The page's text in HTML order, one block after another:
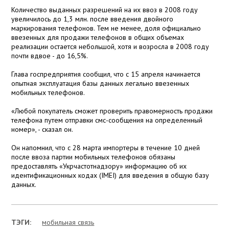
Количество выданных разрешений на их ввоз в 2008 году
увеличилось до 1,3 млн. после введения двойного
маркирования телефонов. Тем не менее, доля официально
ввезенных для продажи телефонов в общих объемах
реализации остается небольшой, хотя и возросла в 2008 году
почти вдвое - до 16,5%.
Глава госпредприятия сообщил, что с 15 апреля начинается
опытная эксплуатация базы данных легально ввезенных
мобильных телефонов.
«Любой покупатель сможет проверить правомерность продажи
телефона путем отправки смс-сообщения на определенный
номер», - сказал он.
Он напомнил, что с 28 марта импортеры в течение 10 дней
после ввоза партии мобильных телефонов обязаны
предоставлять «Укрчастотнадзору» информацию об их
идентификационных кодах (IMEI) для введения в общую базу
данных.
ТЭГИ: мобильная связь